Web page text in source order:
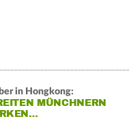
in Hongkong:
MÜNCHNERN